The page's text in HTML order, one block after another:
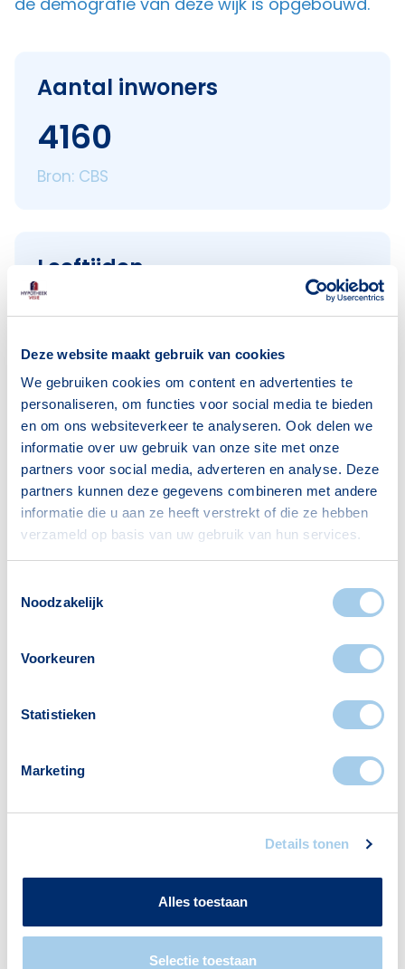
Deze website maakt gebruik van cookies
We gebruiken cookies om content en advertenties te
personaliseren, om functies voor social media te bieden
en om ons websiteverkeer te analyseren. Ook delen we
informatie over uw gebruik van onze site met onze
partners voor social media, adverteren en analyse. Deze
partners kunnen deze gegevens combineren met andere
informatie die u aan ze heeft verstrekt of die ze hebben
verzameld op basis van uw gebruik van hun services.
Noodzakelijk
Voorkeuren
Statistieken
Marketing
Details tonen
Alles toestaan
Selectie toestaan
Aantal inwoners
4160
Bron: CBS
Leeftijden
< 18 jaar
666
25–45 jaar
45–65 jaar
1248
65+ jaar
582
Bron: CBS
Huishoudens
Alleenwonend
632
521
Gezin met kinderen
707
Voorzieningen in Schoonhorst